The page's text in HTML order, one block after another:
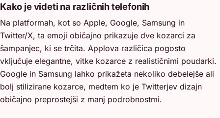
Kako je videti na različnih telefonih
Na platformah, kot so Apple, Google, Samsung in
Twitter/X, ta emoji običajno prikazuje dve kozarci za
šampanjec, ki se trčita. Applova različica pogosto
vključuje elegantne, vitke kozarce z realističnimi poudarki.
Google in Samsung lahko prikažeta nekoliko debelejše ali
bolj stilizirane kozarce, medtem ko je Twitterjev dizajn
običajno preprostejši z manj podrobnostmi.